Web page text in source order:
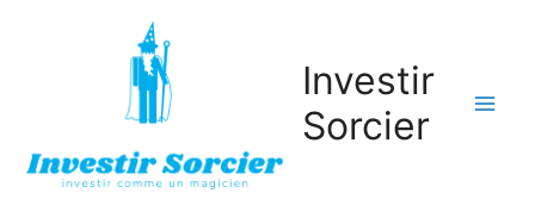
Investir
Sorcier